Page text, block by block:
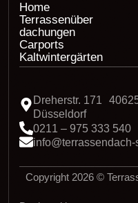
Home
Terrassenüber
dachungen
Carports
Kaltwintergärten
Dreherstr. 171
Düsseldorf
0211 – 975 333 540
Copyright 2026 ©